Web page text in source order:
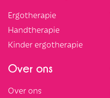
Ergotherapie
Handtherapie
Kinder ergotherapie
Over ons
Over ons